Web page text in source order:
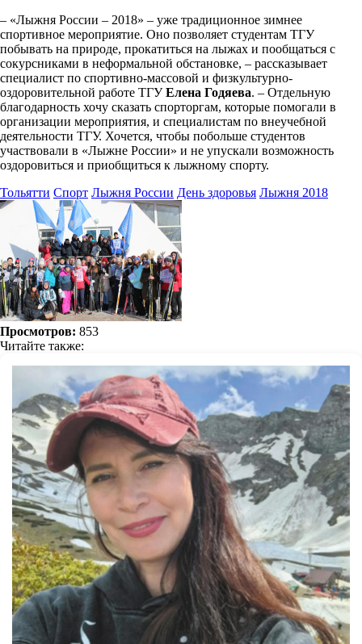
– «Лыжня России – 2018» – уже традиционное зимнее
спортивное мероприятие. Оно позволяет студентам ТГУ
побывать на природе, прокатиться на лыжах и пообщаться с
сокурсниками в неформальной обстановке, – рассказывает
специалист по спортивно-массовой и физкультурно-
оздоровительной работе ТГУЕлена Годяева. – Отдельную
благодарность хочу сказать спорторгам, которые помогали в
организации мероприятия, и специалистам по внеучебной
деятельности ТГУ. Хочется, чтобы побольше студентов
участвовали в «Лыжне России» и не упускали возможность
оздоровиться и приобщиться к лыжному спорту.
Тольятти Спорт Лыжня России День здоровья Лыжня 2018
Просмотров: 853
Читайте также: